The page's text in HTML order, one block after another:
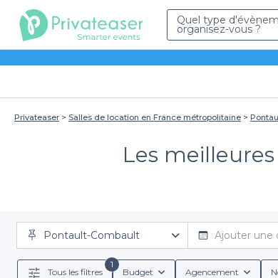
Quel type
organisez-vous ?
Privateaser Salles de location en France métropolitaine
Les
Pontault-Combault Ajouter une
Tous les filtres
1
Budget Agencement